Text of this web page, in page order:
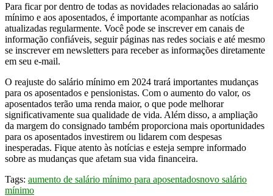
Para ficar por dentro de todas as novidades relacionadas ao salário
mínimo e aos aposentados, é importante acompanhar as notícias
atualizadas regularmente. Você pode se inscrever em canais de
informação confiáveis, seguir páginas nas redes sociais e até mesmo
se inscrever em newsletters para receber as informações diretamente
em seu e-mail.
O reajuste do salário mínimo em 2024 trará importantes mudanças
para os aposentados e pensionistas. Com o aumento do valor, os
aposentados terão uma renda maior, o que pode melhorar
significativamente sua qualidade de vida. Além disso, a ampliação
da margem do consignado também proporciona mais oportunidades
para os aposentados investirem ou lidarem com despesas
inesperadas. Fique atento às notícias e esteja sempre informado
sobre as mudanças que afetam sua vida financeira.
Tags: aumento de salário mínimo para aposentadosnovo salário
mínimo